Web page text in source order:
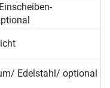
Edelstahl/ optional